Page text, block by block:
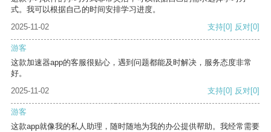
式。我可以根据自己的时间安排学习进度。
2025-11-02
支持[0] 反对[0]
游客
这款加速器app的客服很贴心，遇到问题都能及时解决，服务态度非常
好。
2025-11-02
支持[0] 反对[0]
游客
这款app就像我的私人助理，随时随地为我的办公提供帮助。我经常需要